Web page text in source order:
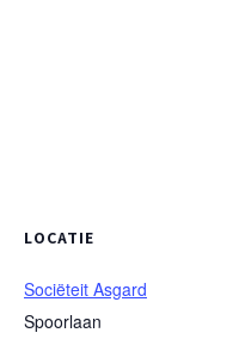
LOCATIE
Sociëteit Asgard
Spoorlaan